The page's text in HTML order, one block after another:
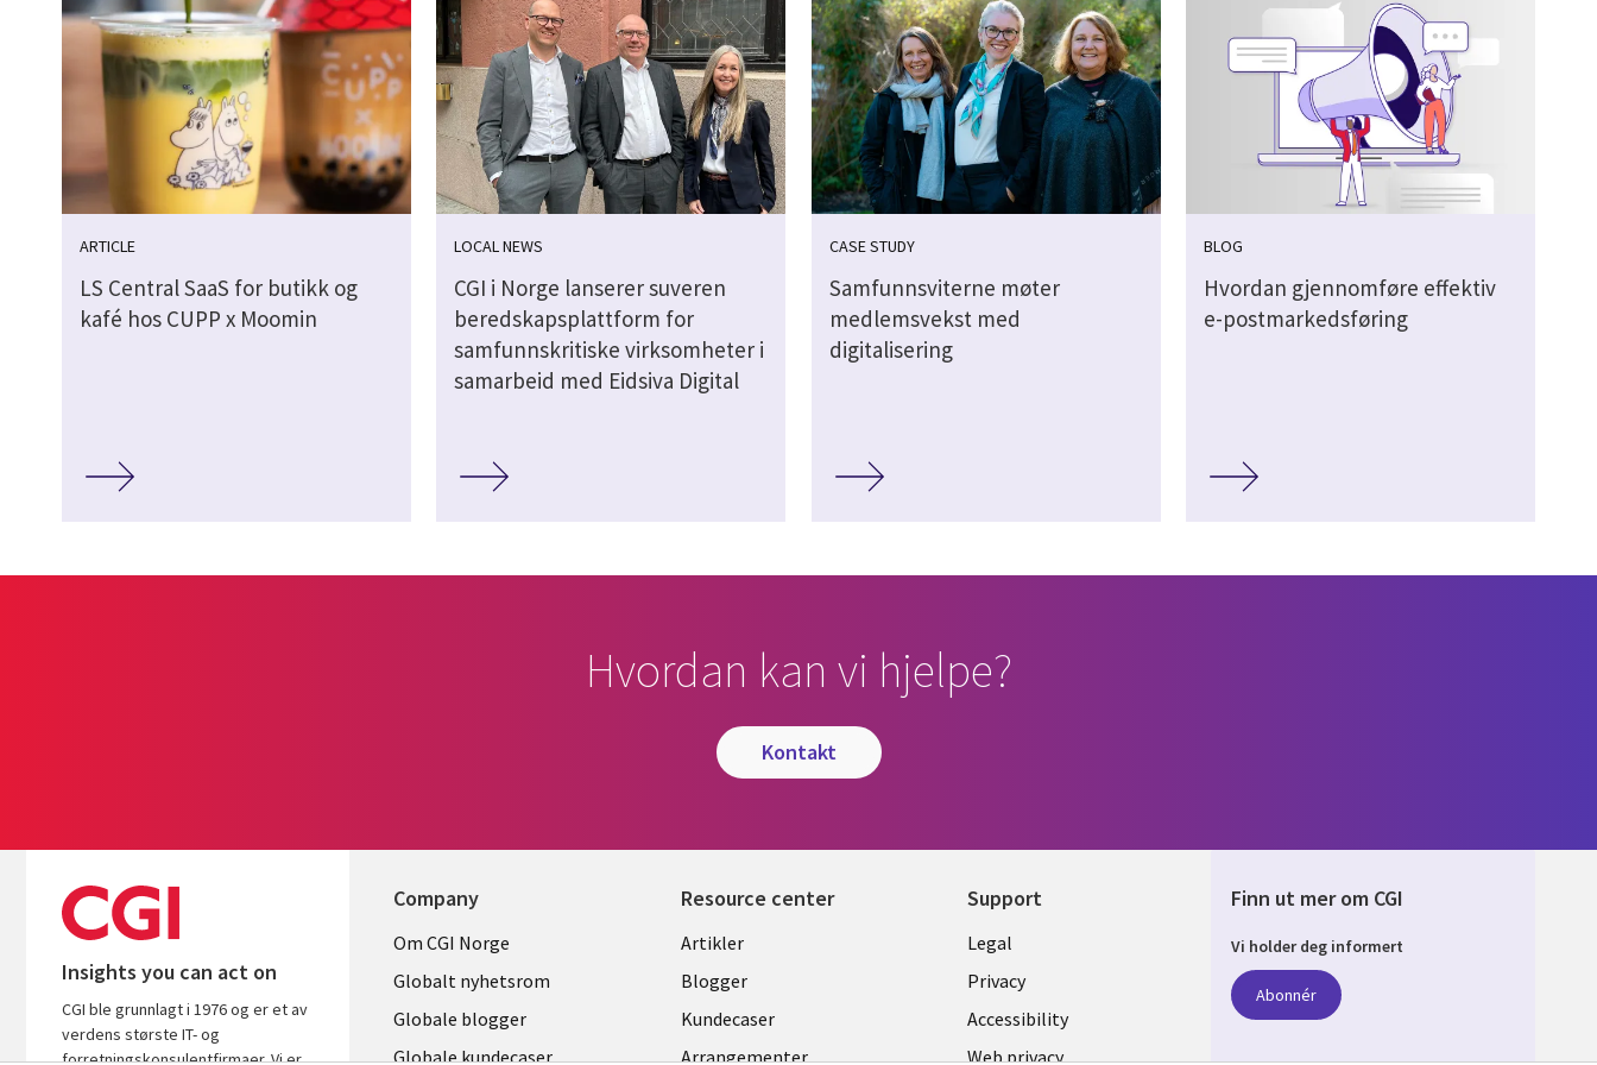
ARTICLE
LS Central SaaS for butikk og
kafé hos CUPP x Moomin
LOCAL NEWS
CGI i Norge lanserer suveren
beredskapsplattform for
samfunnskritiske virksomheter i
samarbeid med Eidsiva Digital
CASE STUDY
Samfunnsviterne møter
medlemsvekst med
digitalisering
BLOG
Hvordan gjennomføre effektiv
e-postmarkedsføring
Hvordan kan vi hjelpe?
kontakt
Insights you can act on
CGI ble grunnlagt i 1976 og er et av
verdens største IT- og
forretningskonsulentfirmaer. Vi er
Company
Useful
links
NORWAY
Om CGI Norge
Globalt nyhetsrom
Globale blogger
Globale kundecaser
Resource center
Library
Links
NORWAY
Artikler
Blogger
Kundecaser
Arrangementer
Support
Legal
NORWAY
Legal
Privacy
Accessibility
Web privacy
Finn ut mer om CGI
Vi holder deg informert
Abonnér